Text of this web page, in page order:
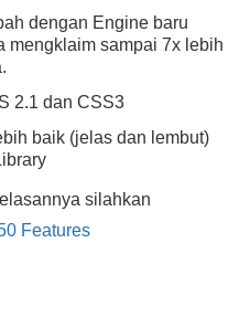
dengan Engine baru
mengklaim sampai 7x lebih
2.1 dan CSS3
baik (jelas dan lembut)
silahkan
Features